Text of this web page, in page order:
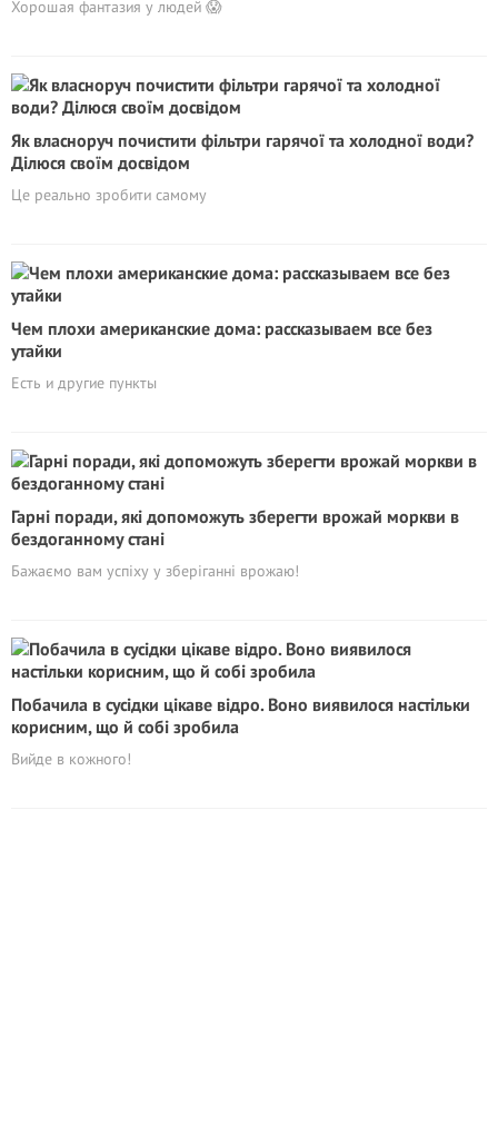
Хорошая фантазия у людей 😱
Як власноруч почистити фільтри гарячої та холодної води?
Ділюся своїм досвідом
Це реально зробити самому
Чем плохи американские дома: рассказываем все без
утайки
Есть и другие пункты
Гарні поради, які допоможуть зберегти врожай моркви в
бездоганному стані
Бажаємо вам успіху у зберіганні врожаю!
Побачила в сусідки цікаве відро. Воно виявилося настільки
корисним, що й собі зробила
Вийде в кожного!